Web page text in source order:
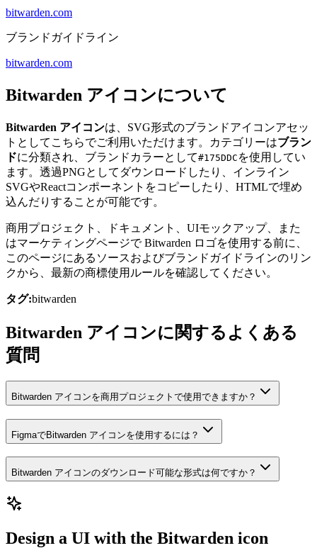
bitwarden.com
ブランドガイドライン
bitwarden.com
Bitwarden アイコンについて
Bitwarden アイコンは、SVG形式のブランドアイコンアセッ
トとしてこちらでご利用いただけます。カテゴリーはブラン
ドに分類され、ブランドカラーとして#175DDC を使用してい
ます。透過PNGとしてダウンロードしたり、インライン
SVGやReactコンポーネントをコピーしたり、HTMLで埋め
込んだりすることが可能です。
商用プロジェクト、ドキュメント、UIモックアップ、また
はマーケティングページで Bitwarden ロゴを使用する前に、
このページにあるソースおよびブランドガイドラインのリン
クから、最新の商標使用ルールを確認してください。
タグ:bitwarden
Bitwarden アイコンに関するよくある
質問
Bitwarden アイコンを商用プロジェクトで使用できますか？
FigmaでBitwarden アイコンを使用するには？
Bitwarden アイコンのダウンロード可能な形式は何ですか？
Design a UI with the Bitwarden icon